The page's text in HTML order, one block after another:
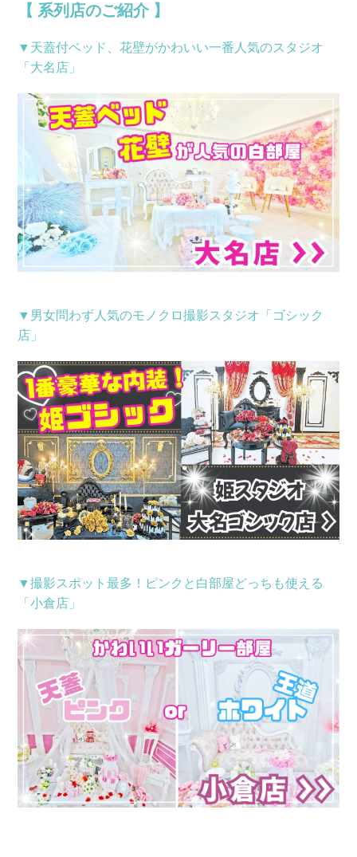
【 系列店のご紹介 】
▼天蓋付ベッド、花壁がかわいい一番人気のスタジオ
「大名店」
▼男女問わず人気のモノクロ撮影スタジオ「ゴシック
店」
▼撮影スポット最多！ピンクと白部屋どっちも使える
「小倉店」